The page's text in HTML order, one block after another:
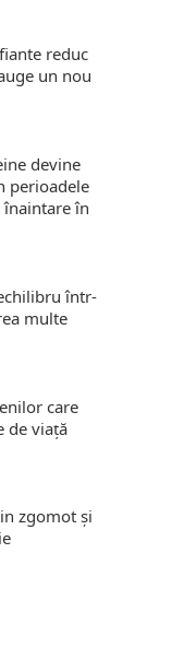
reduc
un nou
devine
perioadele
înaintare în
într-
multe
care
de viață
zgomot și